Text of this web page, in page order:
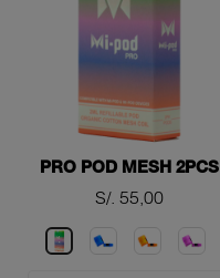
PRO POD MESH 2PCS
Precio
S/. 55,00
Selecciona
un
Azul Naranja